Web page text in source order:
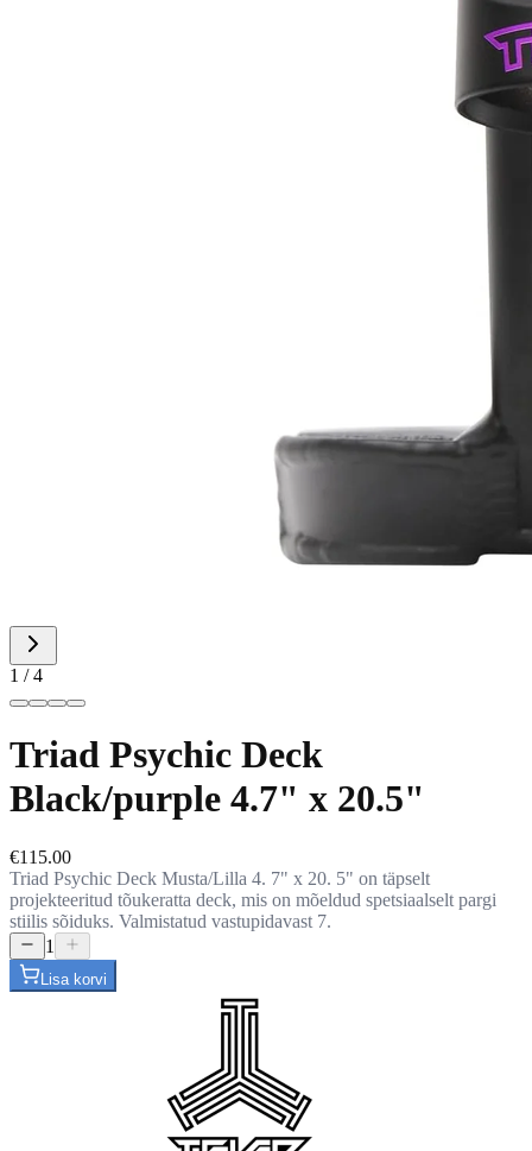
1 / 4
Triad Psychic Deck
Black/purple 4.7" x 20.5"
€115.00
Triad Psychic Deck Musta/Lilla 4. 7" x 20. 5" on täpselt
projekteeritud tõukeratta deck, mis on mõeldud spetsiaalselt pargi
stiilis sõiduks. Valmistatud vastupidavast 7.
1
Lisa korvi